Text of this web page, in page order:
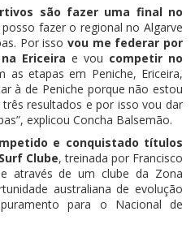
são fazer uma final no
fazer o regional no Algarve
Por issovou me federar por
Ericeira e vou competir no
as etapas em Peniche, Ericeira,
à de Peniche porque não estou
resultados e por isso vou dar
explicou Concha Balsemão.
e conquistado títulos
Clube, treinada por Francisco
através de um clube da Zona
australiana de evolução
para o Nacional de